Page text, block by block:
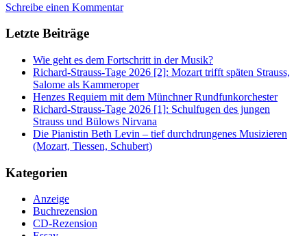
Schreibe einen Kommentar
Letzte Beiträge
Wie geht es dem Fortschritt in der Musik?
Richard-Strauss-Tage 2026 [2]: Mozart trifft späten Strauss,
Salome als Kammeroper
Henzes Requiem mit dem Münchner Rundfunkorchester
Richard-Strauss-Tage 2026 [1]: Schulfugen des jungen
Strauss und Bülows Nirvana
Die Pianistin Beth Levin – tief durchdrungenes Musizieren
(Mozart, Tiessen, Schubert)
Kategorien
Anzeige
Buchrezension
CD-Rezension